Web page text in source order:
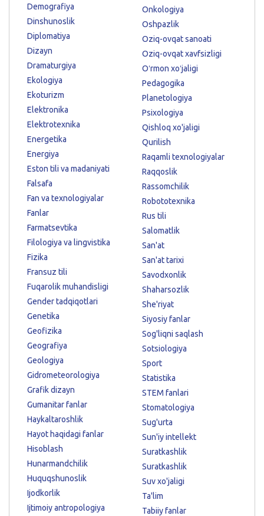
Demografiya
Dinshunoslik
Diplomatiya
Dizayn
Dramaturgiya
Ekologiya
Ekoturizm
Elektronika
Elektrotexnika
Energetika
Energiya
Eston tili va madaniyati
Falsafa
Fan va texnologiyalar
Fanlar
Farmatsevtika
Filologiya va lingvistika
Fizika
Fransuz tili
Fuqarolik muhandisligi
Gender tadqiqotlari
Genetika
Geofizika
Geografiya
Geologiya
Gidrometeorologiya
Grafik dizayn
Gumanitar fanlar
Haykaltaroshlik
Hayot haqidagi fanlar
Hisoblash
Hunarmandchilik
Huquqshunoslik
Ijodkorlik
Ijtimoiy antropologiya
Onkologiya
Oshpazlik
Oziq-ovqat sanoati
Oziq-ovqat xavfsizligi
Oʻrmon xoʻjaligi
Pedagogika
Planetologiya
Psixologiya
Qishloq xo'jaligi
Qurilish
Raqamli texnologiyalar
Raqqoslik
Rassomchilik
Robototexnika
Rus tili
Salomatlik
San'at
San'at tarixi
Savodxonlik
Shaharsozlik
She'riyat
Siyosiy fanlar
Sog'liqni saqlash
Sotsiologiya
Sport
Statistika
STEM fanlari
Stomatologiya
Sug'urta
Sun'iy intellekt
Suratkashlik
Suratkashlik
Suv xo'jaligi
Ta'lim
Tabiiy fanlar